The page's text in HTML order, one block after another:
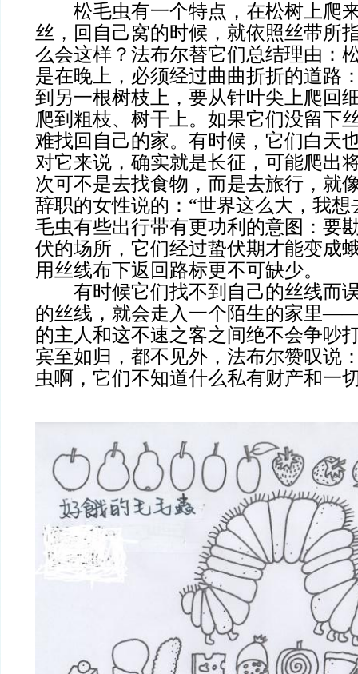
松毛虫有一个特点，在松树上爬
丝，回自己窝的时候，就依照丝带所
么会这样？法布尔替它们总结理由：
是在晚上，必须经过曲曲折折的道路
到另一根树枝上，要从针叶尖上爬回
爬到粗枝、树干上。如果它们没留下
难找回自己的家。有时候，它们白
对它来说，确实就是长征，可能爬出
次可不是去找食物，而是去旅行，就
辞职的女性说的：“世界这么大，我想
毛虫有些出行带有更功利的意图：要
伏的场所，它们经过蛰伏期才能变成
用丝线布下返回路标更不可缺少。
有时候它们找不到自己的丝线而
的丝线，就会走入一个陌生的家里
的主人和这不速之客之间绝不会争吵
宾至如归，都不见外，法布尔赞叹说
虫啊，它们不知道什么私有财产和一